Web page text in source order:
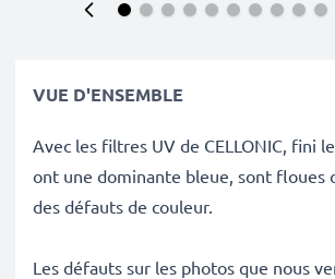
VUE D'ENSEMBLE
Avec les filtres UV de CELLONIC, fini
ont une dominante bleue, sont floues
des défauts de couleur.
Les défauts sur les photos que nous